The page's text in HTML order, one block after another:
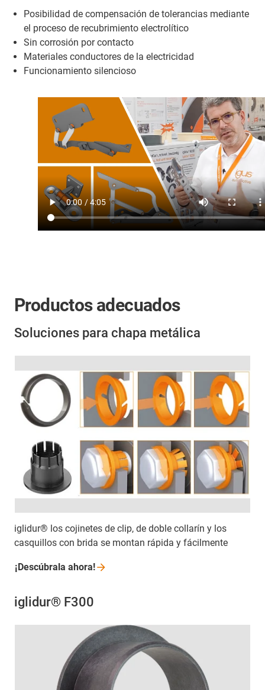
Posibilidad de compensación de tolerancias mediante
el proceso de recubrimiento electrolítico
Sin corrosión por contacto
Materiales conductores de la electricidad
Funcionamiento silencioso
Productos adecuados
Soluciones para chapa metálica
iglidur® los cojinetes de clip, de doble collarín y los
casquillos con brida se montan rápida y fácilmente
¡Descúbrala ahora!
iglidur® F300